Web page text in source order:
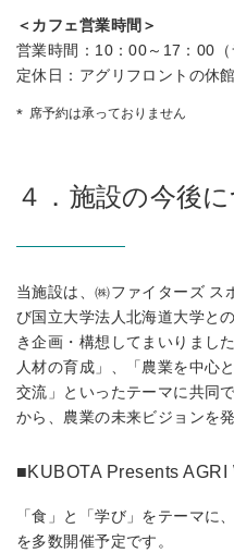
＜カフェ営業時間＞
営業時間：10：00～17：00（
定休日：アグリフロントの休
席予約は承っておりません
４．施設の今後
当施設は、㈱ファイターズ ス
び国立大学法人北海道大学と
き企画・構想してまいりまし
人材の育成」、「農業を中心
交流」といったテーマに共同
から、農業の未来ビジョンを
■KUBOTA Presents
「食」と「学び」をテーマに
を多数開催予定です。